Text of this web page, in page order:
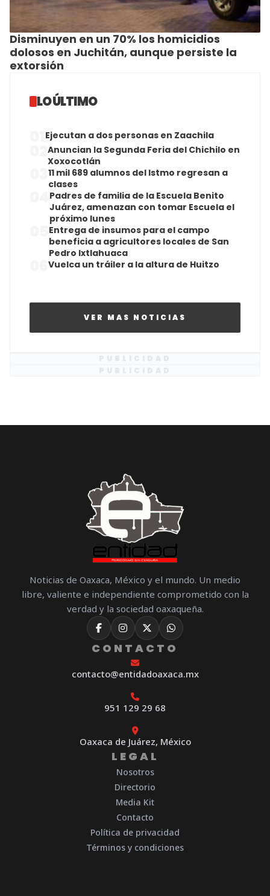
Disminuyen en un 70% los homicidios
dolosos en Juchitán, aunque persiste la
extorsión
LO ÚLTIMO
Ejecutan a dos personas en Zaachila
Anuncian la Segunda Feria del Chichilo en
Xoxocotlán
11 mil 689 alumnos del Istmo regresan a
clases
Padres de familia de la Escuela Benito
Juárez, amenazan con tomar Escuela el
próximo lunes
Entrega de insumos para el campo
beneficia a agricultores locales de San
Pedro Ixtlahuaca
Vuelca un tráiler a la altura de Huitzo
VER MAS NOTICIAS
Noticias de Oaxaca, México y el mundo. Un medio
libre, valiente e independiente comprometido con la
verdad y la sociedad oaxaqueña.
CONTACTO
contacto@entidadoaxaca.mx
951 129 29 68
Oaxaca de Juárez, México
LEGAL
Nosotros
Directorio
Media Kit
Contacto
Política de privacidad
Términos y condiciones